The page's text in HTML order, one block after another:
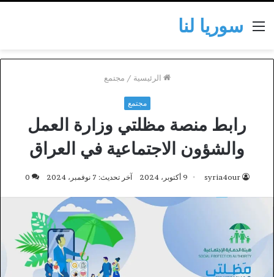
سوريا لناالقائمة
الرئيسية / مجتمع
مجتمع
رابط منصة مظلتي وزارة العمل
والشؤون الاجتماعية في العراق
syria4our 9 أكتوبر، 2024 آخر تحديث: 7 نوفمبر، 2024 0